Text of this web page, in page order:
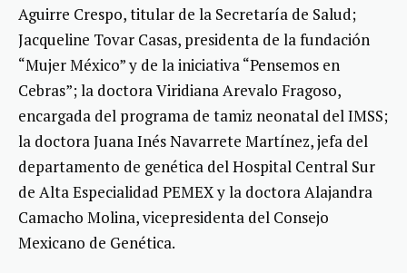
Aguirre Crespo, titular de la Secretaría de Salud;
Jacqueline Tovar Casas, presidenta de la fundación
“Mujer México” y de la iniciativa “Pensemos en
Cebras”; la doctora Viridiana Arevalo Fragoso,
encargada del programa de tamiz neonatal del IMSS;
la doctora Juana Inés Navarrete Martínez, jefa del
departamento de genética del Hospital Central Sur
de Alta Especialidad PEMEX y la doctora Alajandra
Camacho Molina, vicepresidenta del Consejo
Mexicano de Genética.